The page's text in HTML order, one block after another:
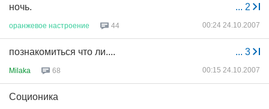
... 2
ночь.
оранжевое настроение 44 00:24 24.10.2007
... 3
познакомиться что ли....
Milaka 68 00:15 24.10.2007
Соционика